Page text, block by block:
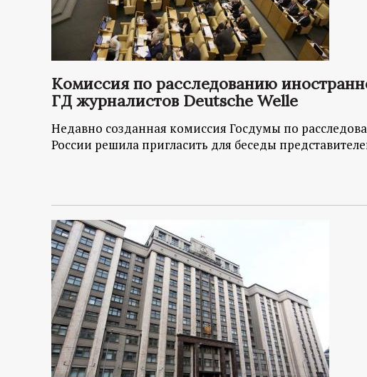
п
р
т
а
Комиссия по расследованию
ГД журналистов Deutsche Welle
Недавно созданная комиссия Госдумы по
России решила пригласить для беседы